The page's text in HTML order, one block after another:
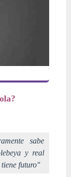
sabe
y real
tiene futuro"